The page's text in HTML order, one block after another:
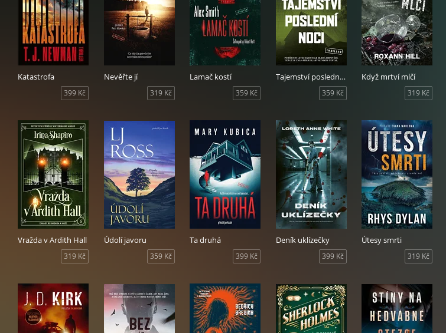
Katastrofa
399 Kč
Nevěřte jí
319 Kč
Lamač kostí
359 Kč
Tajemství poslední noci
359 Kč
Když mrtví mlčí
319 Kč
Vražda v Ardith Hall
319 Kč
Údolí javoru
359 Kč
Ta druhá
399 Kč
Deník uklízečky
399 Kč
Útesy smrti
319 Kč